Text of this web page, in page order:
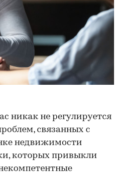
никак не регулируется
связанных с
недвижимости
которых привыкли